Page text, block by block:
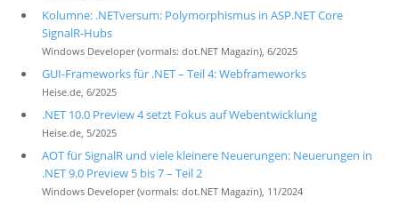
Kolumne: .NETversum: Polymorphismus in ASP.NET Core
SignalR-Hubs
Windows Developer (vormals: dot.NET Magazin), 6/2025
GUI-Frameworks für .NET – Teil 4: Webframeworks
Heise.de, 6/2025
.NET 10.0 Preview 4 setzt Fokus auf Webentwicklung
Heise.de, 5/2025
AOT für SignalR und viele kleinere Neuerungen: Neuerungen in
.NET 9.0 Preview 5 bis 7 – Teil 2
Windows Developer (vormals: dot.NET Magazin), 11/2024